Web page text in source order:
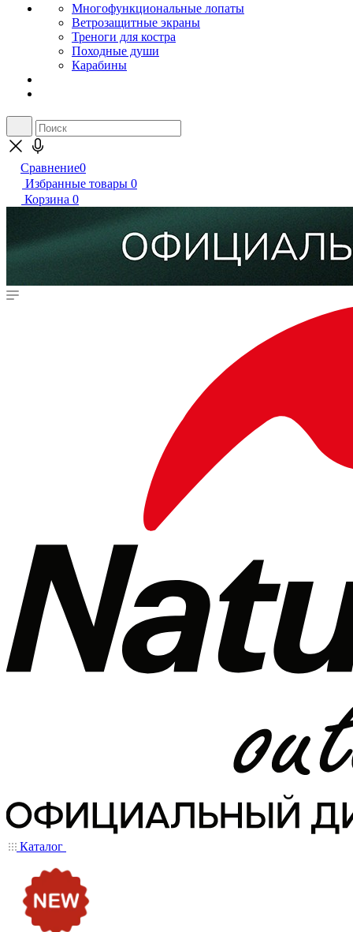
Многофункциональные лопаты
Ветрозащитные экраны
Треноги для костра
Походные души
Карабины
Сравнение0
Избранные товары 0
Корзина 0
Каталог